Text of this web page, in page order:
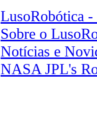
LusoRobótica -
Sobre o
Notícias e
NASA JPL's